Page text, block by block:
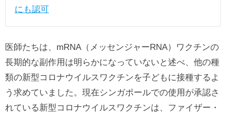
にも認可
医師たちは、mRNA（メッセンジャーRNA）ワクチンの
長期的な副作用は明らかになっていないと述べ、他の種
類の新型コロナウイルスワクチンを子どもに接種するよ
う求めていました。現在シンガポールでの使用が承認さ
れている新型コロナウイルスワクチンは、ファイザー・